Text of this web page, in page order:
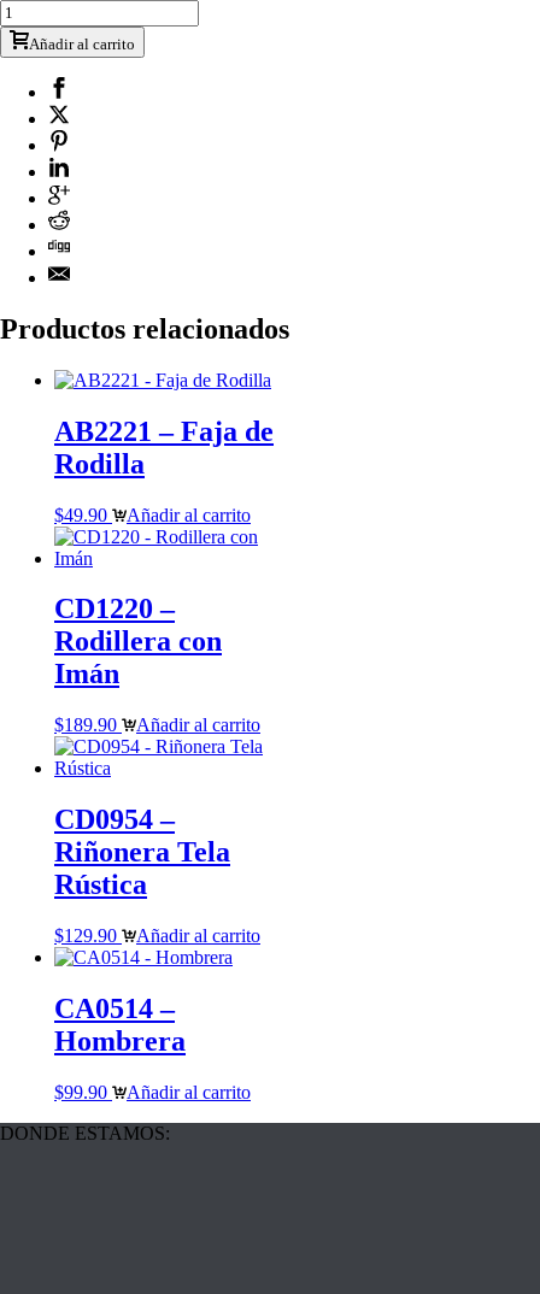
Añadir al carrito
Productos relacionados
AB2221 – Faja de
Rodilla
$49.90 Añadir al carrito
CD1220 –
Rodillera con
Imán
$189.90 Añadir al carrito
CD0954 –
Riñonera Tela
Rústica
$129.90 Añadir al carrito
CA0514 –
Hombrera
$99.90
Añadir al carrito
DONDE ESTAMOS: